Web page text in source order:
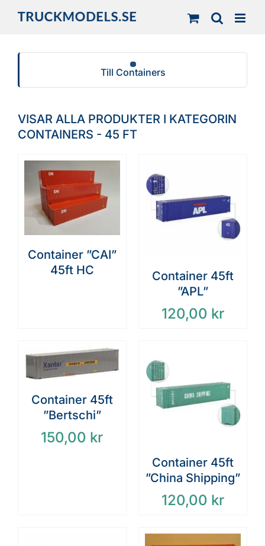
Till Containers
VISAR ALLA PRODUKTER I KATEGORIN
CONTAINERS - 45 FT
Container ”CAI”
45ft HC
Container 45ft
”APL”
120,00 kr
Container 45ft
”Bertschi”
150,00 kr
Container 45ft
”China Shipping”
120,00 kr